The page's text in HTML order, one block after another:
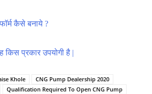
कैसे बनाये ?
किस प्रकार उपयोगी है |
Khole
CNG Pump Dealership 2020
Qualification Required To Open CNG Pump